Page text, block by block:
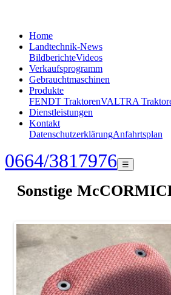
Home
Landtechnik-News
BildberichteVideos
Verkaufsprogramm
Gebrauchtmaschinen
Produkte
FENDT TraktorenVALTRA
Dienstleistungen
Kontakt
DatenschutzerklärungAnfahrtsplan
0664/3817976 ☰
Sonstige